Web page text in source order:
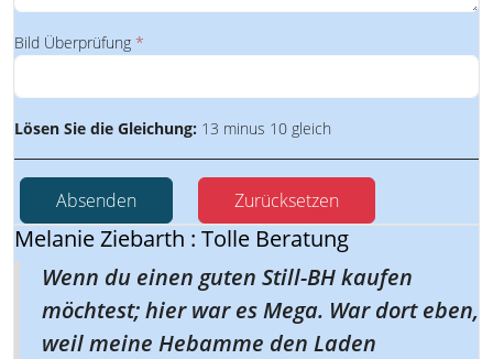
Bild Überprüfung *
Lösen Sie die Gleichung: 13 minus 10 gleich
Absenden Zurücksetzen
Melanie Ziebarth : Tolle Beratung
Wenn du einen guten Still-BH kaufen
möchtest; hier war es Mega. War dort eben,
weil meine Hebamme den Laden